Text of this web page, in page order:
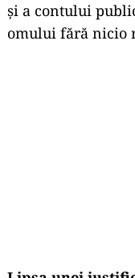
și a contului
omului fără nicio